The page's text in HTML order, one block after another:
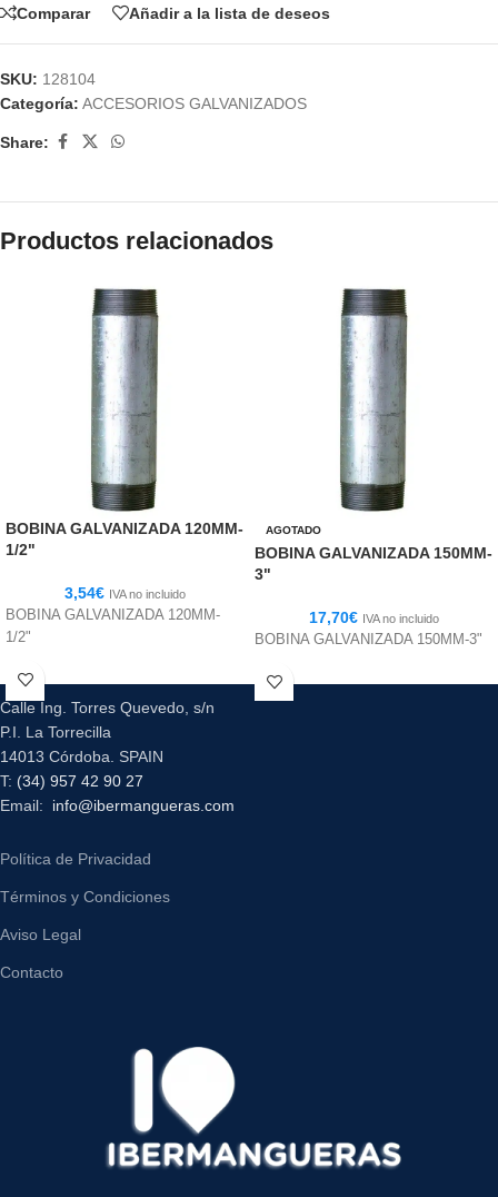
Comparar Añadir a la lista de deseos
SKU: 128104
Categoría: ACCESORIOS GALVANIZADOS
Share:
Productos relacionados
BOBINA GALVANIZADA 120MM-
1/2"
3,54€ IVA no incluido
BOBINA GALVANIZADA 120MM-
1/2"
AGOTADO
BOBINA GALVANIZADA 150MM-
3"
17,70€ IVA no incluido
BOBINA GALVANIZADA 150MM-3"
Calle Ing. Torres Quevedo, s/n
P.I. La Torrecilla
14013 Córdoba. SPAIN
T: (34) 957 42 90 27
Email: info@ibermangueras.com
Política de Privacidad
Términos y Condiciones
Aviso Legal
Contacto